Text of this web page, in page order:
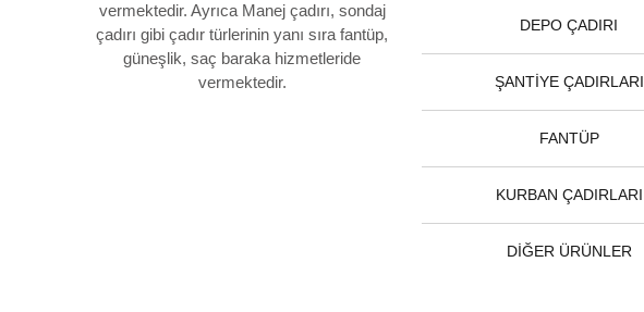
vermektedir. Ayrıca Manej çadırı, sondaj
çadırı gibi çadır türlerinin yanı sıra fantüp,
güneşlik, saç baraka hizmetleride
vermektedir.
DEPO ÇADIRI
ŞANTİYE ÇADIRLARI
FANTÜP
KURBAN ÇADIRLARI
DİĞER ÜRÜNLER